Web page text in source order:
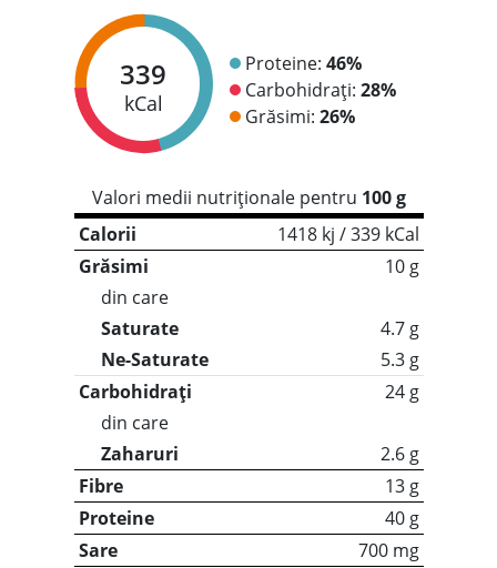
339
kCal
Proteine: 46%
Carbohidrați: 28%
Grăsimi: 26%
Valori medii nutriționale pentru 100 g
Calorii
1418 kj / 339 kCal
Grăsimi
10 g
din care
Saturate
4.7 g
Ne-Saturate
5.3 g
Carbohidrați
24 g
din care
Zaharuri
2.6 g
Fibre
13 g
Proteine
40 g
Sare
700 mg